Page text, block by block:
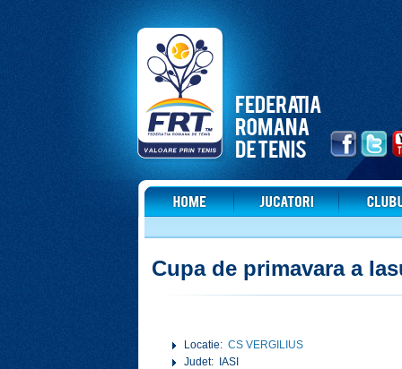
Cupa de primavara a
Locatie:CS VERGILIUS
Judet: IASI